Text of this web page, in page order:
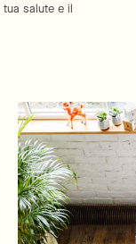
salute e il